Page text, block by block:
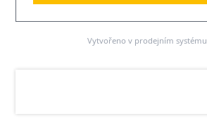
Vytvořeno v prodejním systému